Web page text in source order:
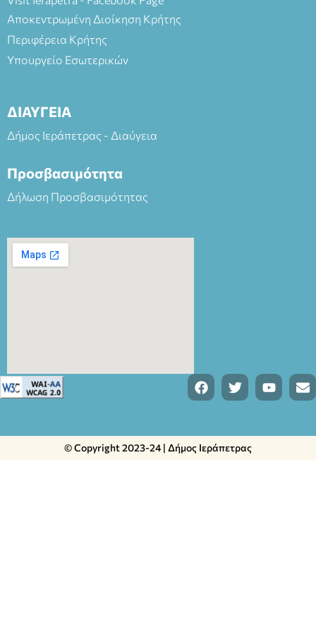
Αποκεντρωμένη Διοίκηση Κρήτης
Περιφέρεια Κρήτης
Υπουργείο Εσωτερικών
ΔΙΑΥΓΕΙΑ
Δήμος Ιεράπετρας - Διαύγεια
Προσβασιμότητα
Δήλωση Προσβασιμότητας
© Copyright 2023-24 | Δήμος Ιεράπετρας